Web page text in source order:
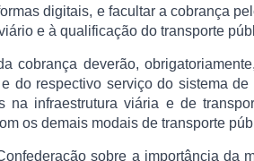
digitais, e facultar a cobrança
e à qualificação do transporte
cobrança deverão,
do respectivo serviço do sistema de
na infraestrutura viária e de
os demais modais de transporte
sobre a importância da